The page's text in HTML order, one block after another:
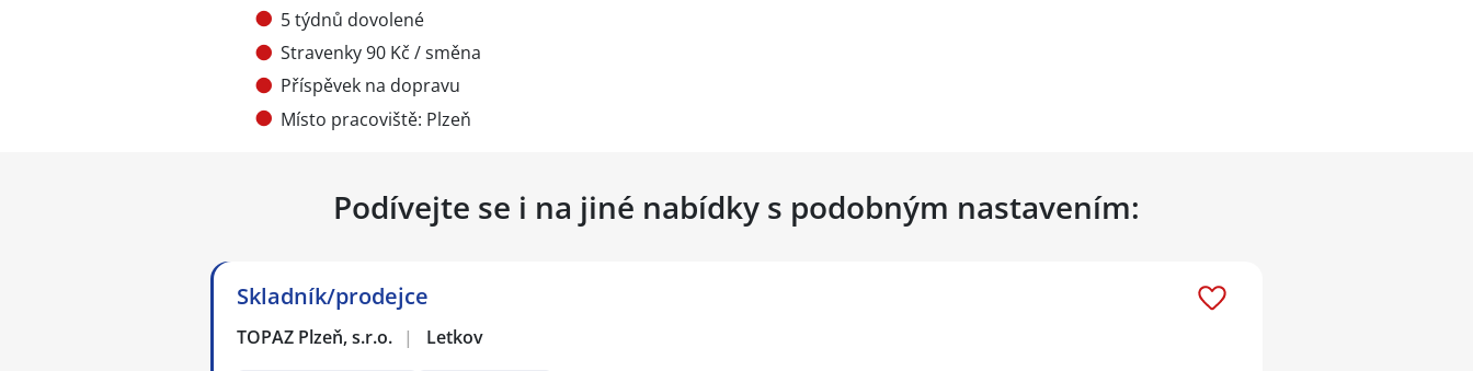
5 týdnů dovolené
Stravenky 90 Kč / směna
Příspěvek na dopravu
Místo pracoviště: Plzeň
Podívejte se i na jiné nabídky s podobným nastavením:
Skladník/prodejce
TOPAZ Plzeň, s.r.o. | Letkov